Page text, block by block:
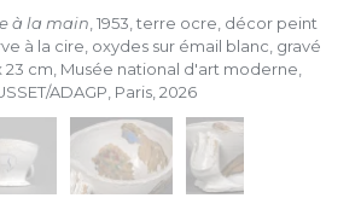
à la main , 1953, terre ocre, décor peint
à la cire, oxydes sur émail blanc, gravé
23 cm, Musée national d'art moderne,
ADAGP, Paris, 2026